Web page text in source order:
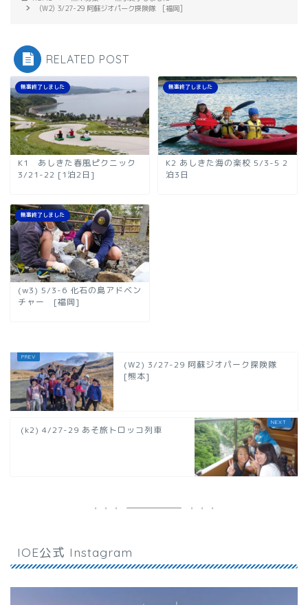
(W2) 3/27-29 阿蘇ジオパーク探険隊 [福岡]
RELATED POST
無事終了しました
K1 あしきた春風ピクニック
3/21-22 [1泊2日]
無事終了しました
K2 あしきた海の楽校 5/3-5 2
泊3日
無事終了しました
(w3) 5/3-6 化石の島アドベン
チャー [福岡]
(W2) 3/27-29 阿蘇ジオパーク探険隊
[熊本]
(k2) 4/27-29 あそ旅トロッコ列車
IOE公式 Instagram